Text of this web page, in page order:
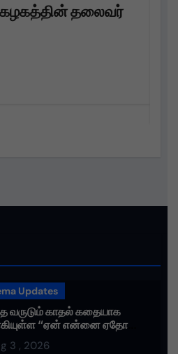
தலைவர்
தமிழக
Updates
வருடும் காதல் கதையாக
“ஏன் என்னை ஏதோ
– டீசர் வெளியானது !
3 , 2026